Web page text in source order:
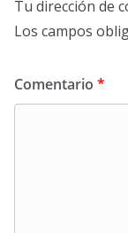
Tu dirección de
Los campos
Comentario *